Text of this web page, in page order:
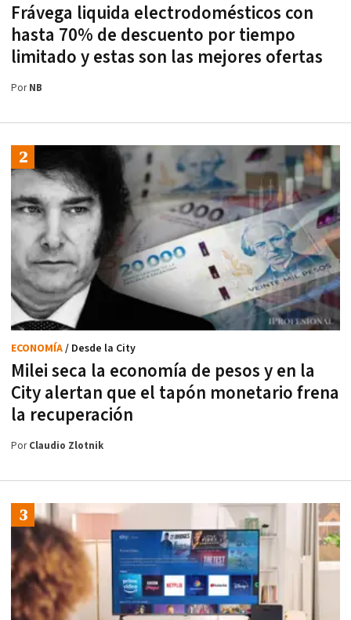
Frávega liquida electrodomésticos con
hasta 70% de descuento por tiempo
limitado y estas son las mejores ofertas
PorNB
Milei seca la economía de pesos y en la
City alertan que el tapón monetario frena
la recuperación
ECONOMÍA/ Desde la City
PorClaudio Zlotnik